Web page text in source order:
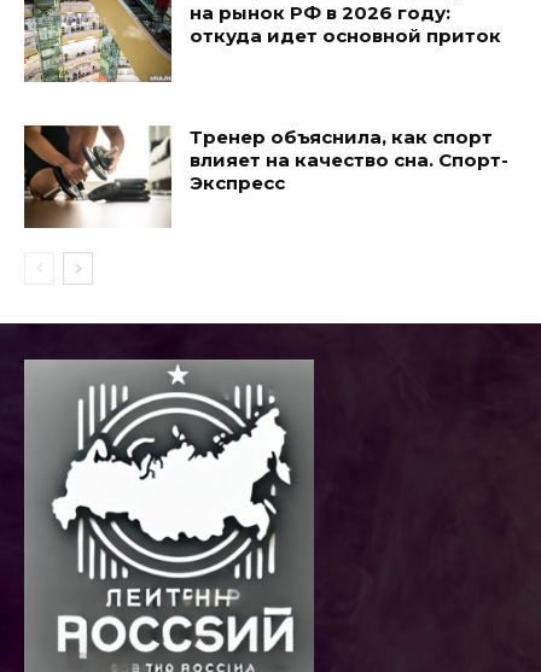
на рынок РФ в 2026 году:
откуда идет основной приток
Тренер объяснила, как спорт
влияет на качество сна. Спорт-
Экспресс